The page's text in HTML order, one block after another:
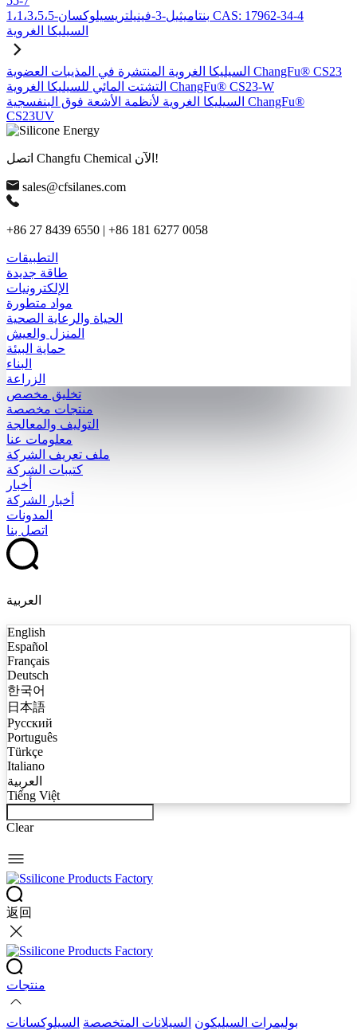
1،1،3،5،5-بنتاميثيل-3-فينيلتريسيلوكسان CAS: 17962-34-4
السيليكا الغروية
السيليكا الغروية المنتشرة في المذيبات العضوية ChangFu® CS23
التشتت المائي للسيليكا الغروية ChangFu® CS23-W
السيليكا الغروية لأنظمة الأشعة فوق البنفسجية ChangFu®
CS23UV
اتصل Changfu Chemical الآن!
sales@cfsilanes.com
+86 27 8439 6550 | +86 181 6277 0058
التطبيقات
طاقة جديدة
الإلكترونيات
مواد متطورة
الحياة والرعاية الصحية
المنزل والعيش
حماية البيئة
البناء
الزراعة
تخليق مخصص
منتجات مخصصة
التوليف والمعالجة
معلومات عنا
ملف تعريف الشركة
كتيبات الشركة
أخبار
أخبار الشركة
المدونات
اتصل بنا
العربية
English
Español
Français
Deutsch
한국어
日本語
Русский
Português
Türkçe
Italiano
العربية
Tiếng Việt
Clear
返回
منتجات
بوليمرات السيليكون السيلانات المتخصصة السيلوكسانات